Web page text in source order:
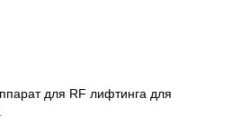
для RF лифтинга для